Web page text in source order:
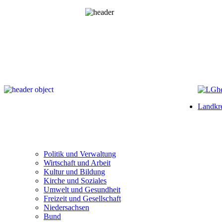
Politik und Verwaltung
Wirtschaft und Arbeit
Kultur und Bildung
Kirche und Soziales
Umwelt und Gesundheit
Freizeit und Gesellschaft
Niedersachsen
Bund